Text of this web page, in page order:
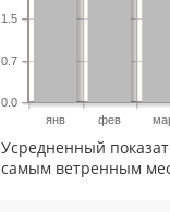
янв фев
0.0
0.7
1.5
Усредненный
самым ветренным